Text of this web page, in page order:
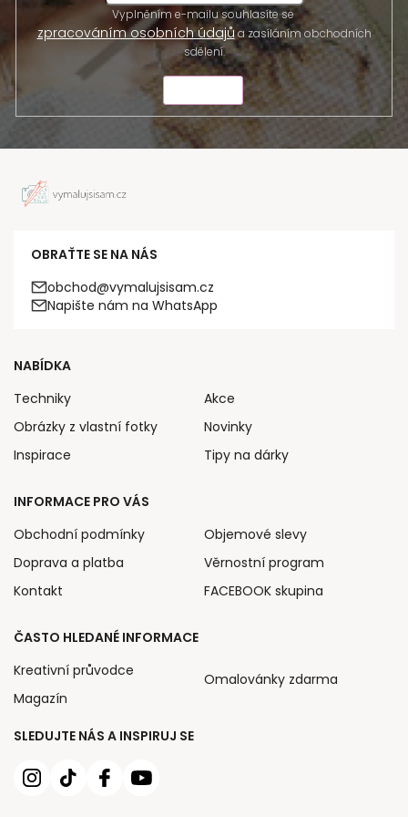
Vyplněním e-mailu souhlasíte se
zpracováním osobních údajůa zasíláním obchodních
sdělení.
OBRAŤTE SE NA NÁS
obchod@vymalujsisam.cz
Napište nám na WhatsApp
SLEDUJTE NÁS A INSPIRUJ SE
NABÍDKA
Techniky
Obrázky z vlastní fotky
Inspirace
Akce
Novinky
Tipy na dárky
INFORMACE PRO VÁS
Obchodní podmínky
Doprava a platba
Kontakt
Objemové slevy
Věrnostní program
FACEBOOK skupina
ČASTO HLEDANÉ INFORMACE
Kreativní průvodce
Magazín
Omalovánky zdarma